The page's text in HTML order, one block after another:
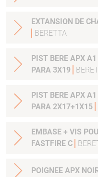
EXTANSION DE
BERETTA
PIST BERE APX
PARA 3X19
PIST BERE APX
PARA 2X17+1X15
EMBASE + VIS
FASTFIRE C
POIGNEE APX